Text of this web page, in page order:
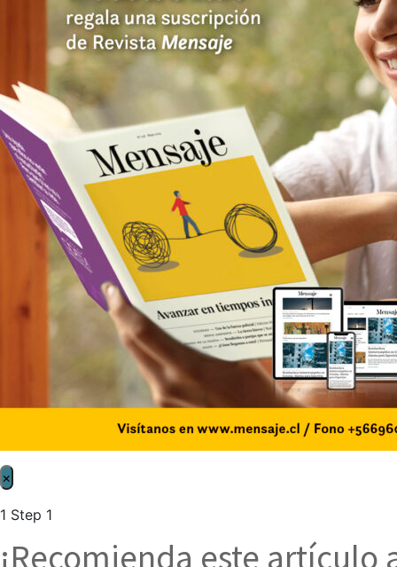
×
1 Step 1
¡Recomienda este artículo